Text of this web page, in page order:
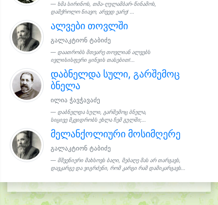
ხმა სირინოს, თმა-ღულამბარ-წინამოს,
დამქროლო ნიავო, არვედ ეარე! ...
ალვები თოვლში
გალაკტიონ ტაბიძე
დაათრობს მთვარე თოვლიან ალვებს
ივლისისფერი ყინვის თასებით!...
დაბნელდა სული, გარშემოც
ბნელა
ილია ჭავჭავაძე
დაბნელდა სული, გარშემოც ბნელა,
სიცივე მკვიდრობს ეხლა ჩემ გულში;...
მელანქოლიური მოსიმღერე
გალაკტიონ ტაბიძე
მშვენიერი მახსოვს ბაღი, მებაღე მას არ თარგავს,
დავკარგე და ვიგრძენი, რომ კარგი რამ დამიკარგავს...